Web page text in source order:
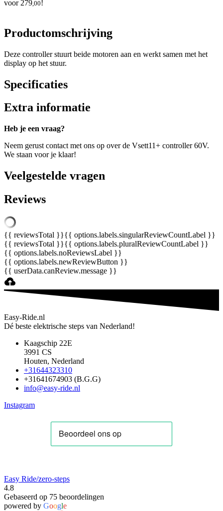
voor 279 ,00!
Productomschrijving
Deze controller stuurt beide motoren aan en werkt samen met het
display op het stuur.
Specificaties
Extra informatie
Heb je een vraag?
Neem gerust contact met ons op over de Vsett11+ controller 60V.
We staan voor je klaar!
Veelgestelde vragen
Reviews
{{ reviewsTotal }}{{ options.labels.singularReviewCountLabel }}
{{ reviewsTotal }}{{ options.labels.pluralReviewCountLabel }}
{{ options.labels.noReviewsLabel }}
{{ options.labels.newReviewButton }}
{{ userData.canReview.message }}
Easy-Ride.nl
Dé beste elektrische steps van Nederland!
Kaagschip 22E
3991 CS
Houten, Nederland
+31644323310
+31641674903 (B.G.G)
info@easy-ride.nl
Instagram
Easy Ride/zero-steps
4.8
Gebaseerd op 75 beoordelingen
powered by Google